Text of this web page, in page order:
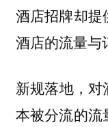
酒店招牌却提
酒店的流量与
新规落地，
本被分流的流